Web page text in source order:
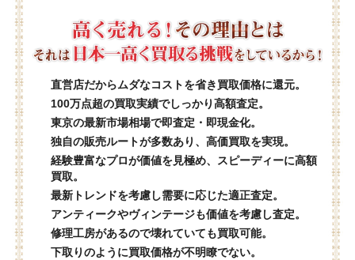
直営店だからムダなコストを省き買取価格に還元。
100万点超の買取実績でしっかり高額査定。
東京の最新市場相場で即査定・即現金化。
独自の販売ルートが多数あり、高価買取を実現。
経験豊富なプロが価値を見極め、スピーディーに高額
買取。
最新トレンドを考慮し需要に応じた適正査定。
アンティークやヴィンテージも価値を考慮し査定。
修理工房があるので壊れていても買取可能。
下取りのように買取価格が不明瞭でない。